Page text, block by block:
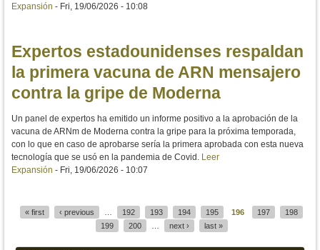
Expansión - Fri, 19/06/2026 - 10:08
Expertos estadounidenses respaldan
la primera vacuna de ARN mensajero
contra la gripe de Moderna
Un panel de expertos ha emitido un informe positivo a la aprobación de la
vacuna de ARNm de Moderna contra la gripe para la próxima temporada,
con lo que en caso de aprobarse sería la primera aprobada con esta nueva
tecnología que se usó en la pandemia de Covid. Leer
Expansión - Fri, 19/06/2026 - 10:07
« first ‹ previous 192 193 194 195 196 197
198
199
200 next › last »